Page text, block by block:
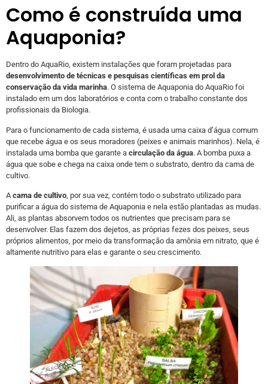
Como é construída uma
Aquaponia?
Dentro do AquaRio, existem instalações que foram projetadas para
desenvolvimento de técnicas e pesquisas científicas em prol da
conservação da vida marinha. O sistema de Aquaponia do AquaRio foi
instalado em um dos laboratórios e conta com o trabalho constante dos
profissionais da Biologia.
Para o funcionamento de cada sistema, é usada uma caixa d’água comum
que recebe água e os seus moradores (peixes e animais marinhos). Nela, é
instalada uma bomba que garante a circulação da água. A bomba puxa a
água que sobe e chega na caixa onde tem o substrato, dentro da cama de
cultivo.
A cama de cultivo , por sua vez, contém todo o substrato utilizado para
purificar a água do sistema de Aquaponia e nela estão plantadas as mudas.
Ali, as plantas absorvem todos os nutrientes que precisam para se
desenvolver. Elas fazem dos dejetos, as próprias fezes dos peixes, seus
próprios alimentos, por meio da transformação da amônia em nitrato, que é
altamente nutritivo para elas e garante o seu crescimento.